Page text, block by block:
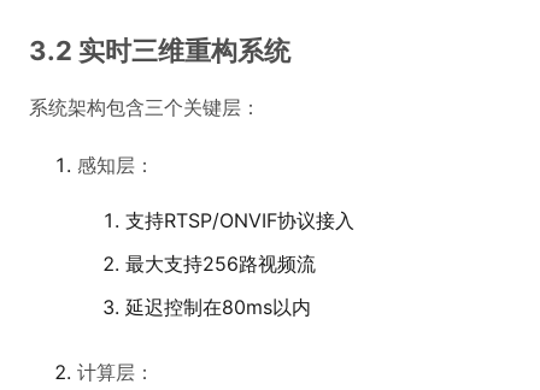
3.2 实时三维重构系统
系统架构包含三个关键层：
感知层：
支持RTSP/ONVIF协议接入
最大支持256路视频流
延迟控制在80ms以内
计算层：